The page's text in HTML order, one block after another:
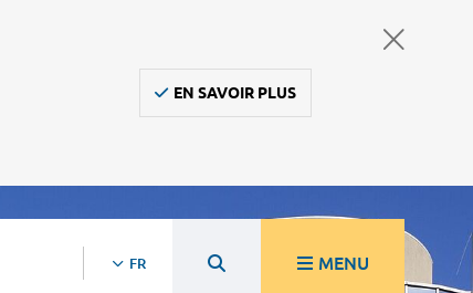
EN SAVOIR PLUS
FR MENU